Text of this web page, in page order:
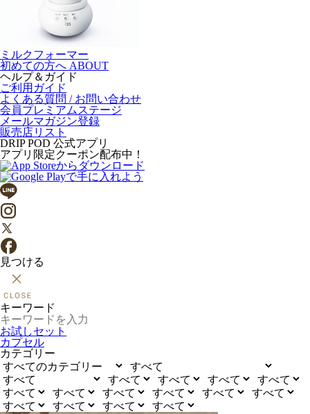
ミルクフォーマー
初めての方へ ABOUT
ヘルプ＆ガイド
ご利用ガイド
よくある質問 / お問い合わせ
会員プレミアムステージ
メールマガジン登録
販売店リスト
DRIP POD 公式アプリ
アプリ限定クーポン配布中！
見つける
キーワード
お試しセット
カプセル
カテゴリー